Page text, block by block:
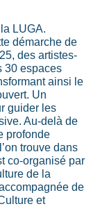
LUGA.
démarche de
des artistes-
30 espaces
ainsi le
Un
guider les
Au-delà de
profonde
trouve dans
co-organisé par
de la
de
et